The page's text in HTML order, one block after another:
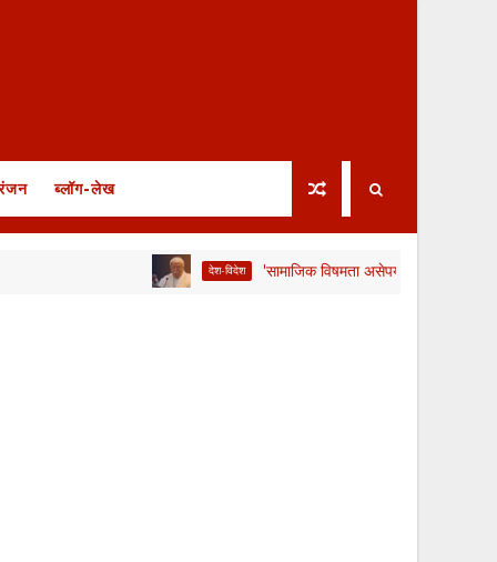
ब्लॉग-लेख
देश-विदेश 'सामाजिक विषमता असेपर्यंत आरक्षण आवश्यक';